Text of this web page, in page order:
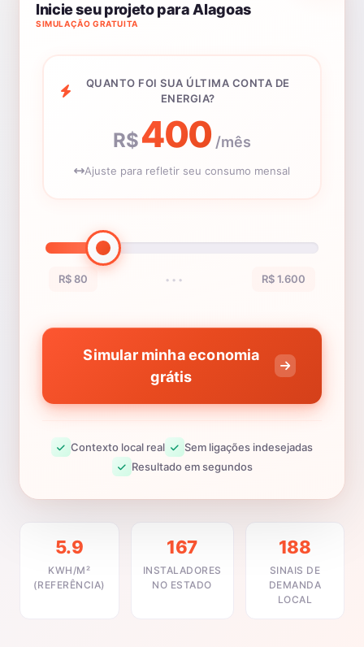
SIMULAÇÃO GRATUITA
Inicie seu projeto para Alagoas
QUANTO FOI SUA ÚLTIMA CONTA DE
ENERGIA?
R$400 /mês
Ajuste para refletir seu consumo mensal
R$ 80 ••• R$ 1.600
Simular minha economia
grátis
Contexto local real
Sem ligações indesejadas
Resultado em segundos
5.9
KWH/M²
(REFERÊNCIA)
167
INSTALADORES
NO ESTADO
188
SINAIS DE
DEMANDA
LOCAL